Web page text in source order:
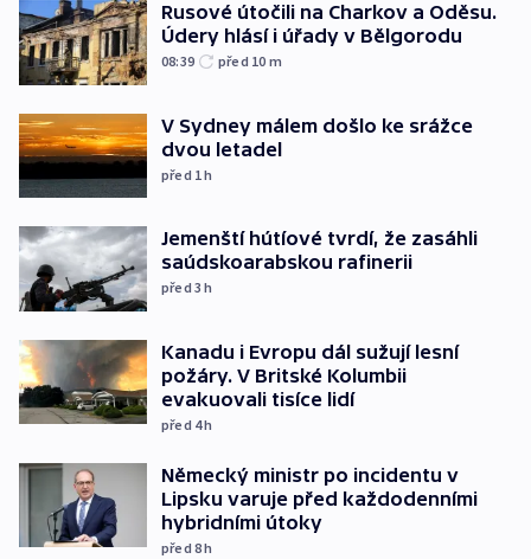
Rusové útočili na Charkov a Oděsu.
Údery hlásí i úřady v Bělgorodu
08:39 před 10 m
V Sydney málem došlo ke srážce
dvou letadel
před 1h
Jemenští hútíové tvrdí, že zasáhli
saúdskoarabskou rafinerii
před 3h
Kanadu i Evropu dál sužují lesní
požáry. V Britské Kolumbii
evakuovali tisíce lidí
před 4h
Německý ministr po incidentu v
Lipsku varuje před každodenními
hybridními útoky
před 8h